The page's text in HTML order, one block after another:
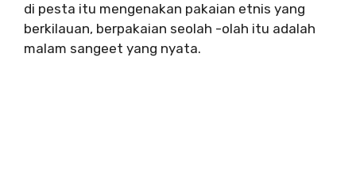
di pesta itu mengenakan pakaian etnis yang
berkilauan, berpakaian seolah -olah itu adalah
malam sangeet yang nyata.